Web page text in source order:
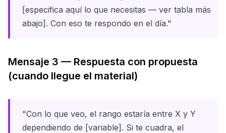
[especifica aquí lo que necesitas — ver tabla más
abajo]. Con eso te respondo en el día."
Mensaje 3 — Respuesta con propuesta
(cuando llegue el material)
"Con lo que veo, el rango estaría entre X y Y
dependiendo de [variable]. Si te cuadra, el